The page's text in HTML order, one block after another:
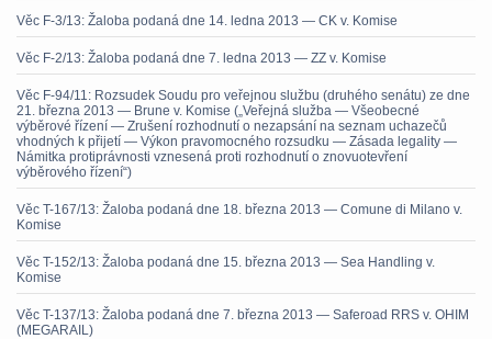
Věc F-3/13: Žaloba podaná dne 14. ledna 2013 — CK v. Komise
Věc F-2/13: Žaloba podaná dne 7. ledna 2013 — ZZ v. Komise
Věc F-94/11: Rozsudek Soudu pro veřejnou službu (druhého senátu) ze dne
21. března 2013 — Brune v. Komise („Veřejná služba — Všeobecné
výběrové řízení — Zrušení rozhodnutí o nezapsání na seznam uchazečů
vhodných k přijetí — Výkon pravomocného rozsudku — Zásada legality —
Námitka protiprávnosti vznesená proti rozhodnutí o znovuotevření
výběrového řízení“)
Věc T-167/13: Žaloba podaná dne 18. března 2013 — Comune di Milano v.
Komise
Věc T-152/13: Žaloba podaná dne 15. března 2013 — Sea Handling v.
Komise
Věc T-137/13: Žaloba podaná dne 7. března 2013 — Saferoad RRS v. OHIM
(MEGARAIL)